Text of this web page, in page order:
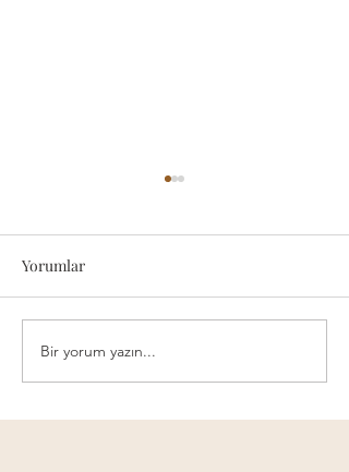
LGS TERCİHLERİNDE
DİKKAT EDİLMESİ
Yorumlar
Bir yorum yazın...